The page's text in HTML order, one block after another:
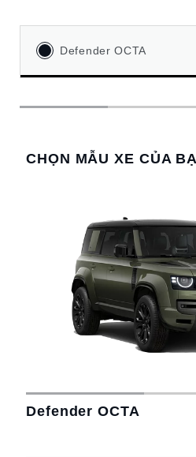
Defender OCTA
CHỌN MẪU XE CỦA
Defender OCTA